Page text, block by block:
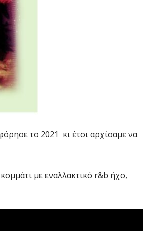
το 2021 κι έτσι αρχίσαμε να
με εναλλακτικό r&b ήχο,